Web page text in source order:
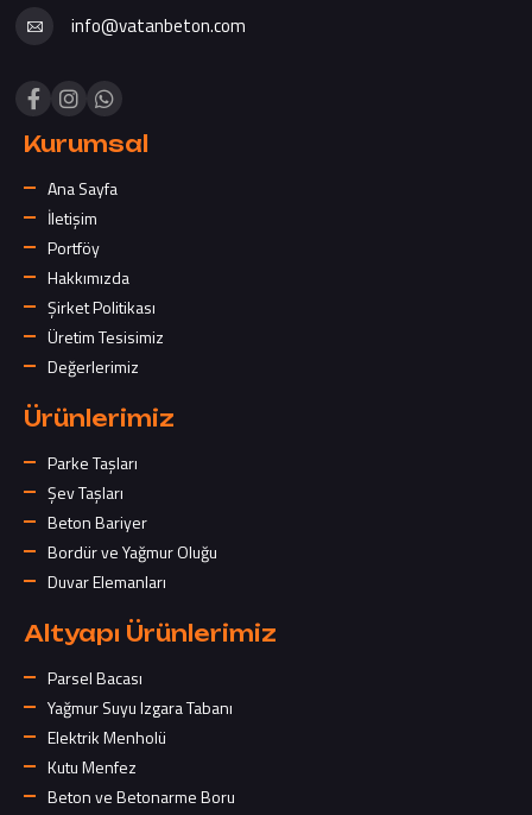
info@vatanbeton.com
Kurumsal
Ana Sayfa
İletişim
Portföy
Hakkımızda
Şirket Politikası
Üretim Tesisimiz
Değerlerimiz
Ürünlerimiz
Parke Taşları
Şev Taşları
Beton Bariyer
Bordür ve Yağmur Oluğu
Duvar Elemanları
Altyapı Ürünlerimiz
Parsel Bacası
Yağmur Suyu Izgara Tabanı
Elektrik Menholü
Kutu Menfez
Beton ve Betonarme Boru